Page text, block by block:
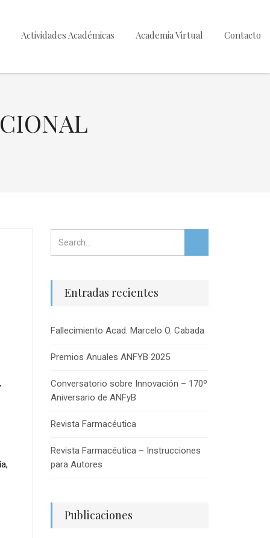
Actividades Académicas Academia Virtual Contacto
Entradas recientes
Fallecimiento Acad. Marcelo O. Cabada
Premios Anuales ANFYB 2025
Conversatorio sobre Innovación – 170º
Aniversario de ANFyB
Revista Farmacéutica
Revista Farmacéutica – Instrucciones
para Autores
Publicaciones